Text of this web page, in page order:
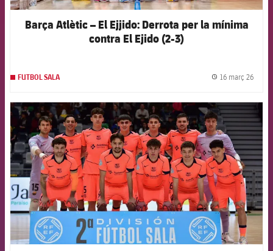
Barça Atlètic – El Ejjido: Derrota per la mínima
contra El Ejido (2-3)
FUTBOL SALA 16 març 26
FCB Barcelona badge